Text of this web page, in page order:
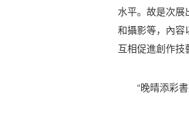
水平。故是次
和攝影等，內容
互相促進創作技
“晚晴添彩